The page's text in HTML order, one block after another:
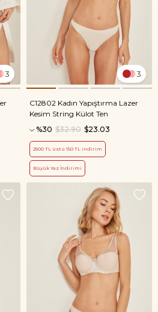
3 3
C12802 Kadın Yapıştırma Lazer
Kesim String Külot Ten
%30
$23.03
$32.90
2500 TL üstü 150 TL indirim
Büyük Yaz İndirimi